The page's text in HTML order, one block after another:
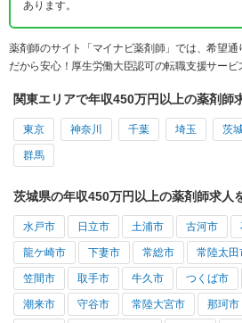
あります。
薬剤師のサイト「マイナビ薬剤師」では、希望
だから安心！厚生労働大臣認可の転職支援サービ
関東エリアで年収450万円以上の薬剤師
東京 神奈川 千葉 埼玉 茨
群馬
茨城県の年収450万円以上の薬剤師求人
水戸市 日立市 土浦市 古河市
龍ケ崎市 下妻市 常総市 常陸太田
笠間市 取手市 牛久市 つくば市
潮来市 守谷市 常陸大宮市 那珂市